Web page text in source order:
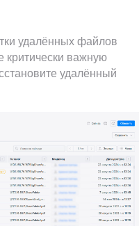
удалённых файлов
критически важную
удалённый